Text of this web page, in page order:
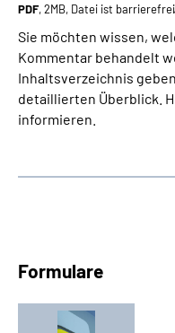
PDF, 2MB, Datei ist
Sie möchten wissen,
Kommentar behandelt
Inhaltsverzeichnis
detaillierten Überblick.
informieren.
Formulare